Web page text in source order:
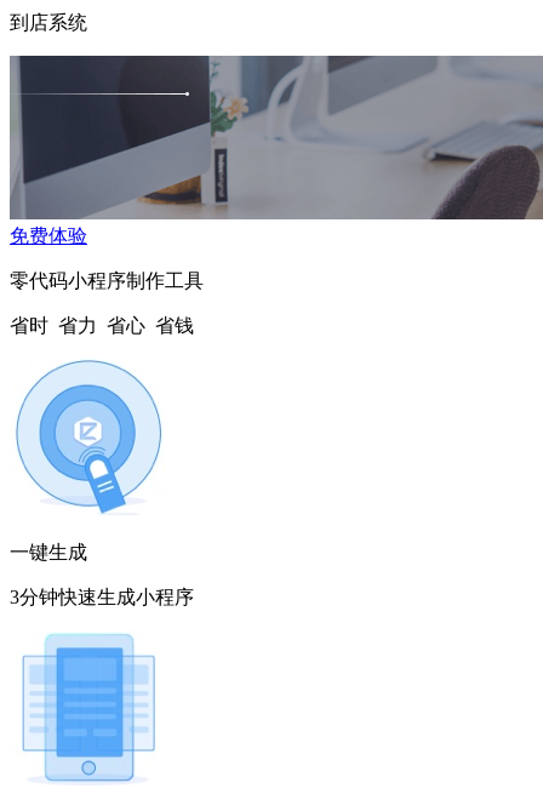
到店系统
免费体验
零代码小程序制作工具
省时 省力 省心 省钱
一键生成
3分钟快速生成小程序